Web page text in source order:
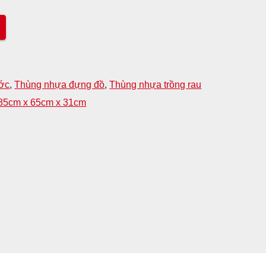
,Thùng nhựa đựng đồ,Thùng nhựa trồng rau
x 65cm x 31cm